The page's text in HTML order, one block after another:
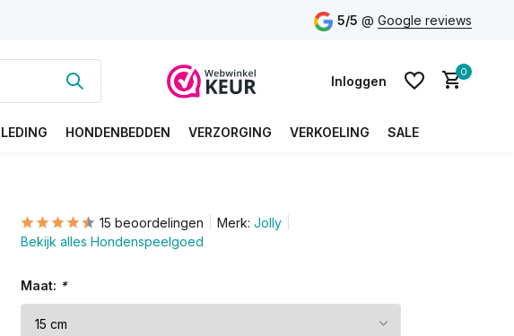
5/5 @ Google reviews
Inloggen
0
HONDENBEDDEN VERZORGING VERKOELING SALE
15 beoordelingen Merk: Jolly
Bekijk alles Hondenspeelgoed
Maat: *